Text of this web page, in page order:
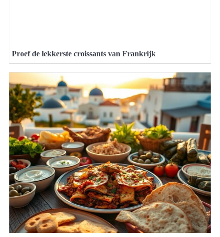
Proef de lekkerste croissants van Frankrijk